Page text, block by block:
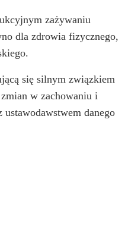
zażywaniu
dla zdrowia fizycznego,
się silnym związkiem
w zachowaniu i
danego